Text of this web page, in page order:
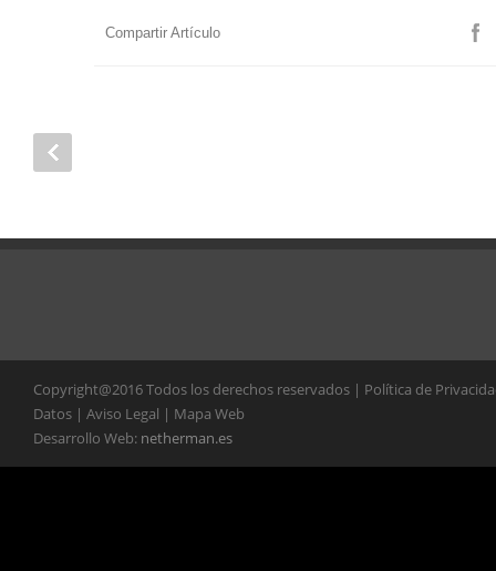
Compartir Artículo
Copyright@2016 Todos los derechos reservados | Política de
Datos | Aviso Legal | Mapa Web
Desarrollo Web: netherman.es